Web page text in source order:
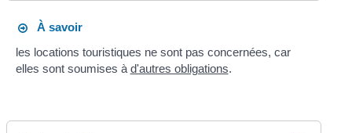
À savoir
les locations touristiques ne sont pas concernées, car
elles sont soumises à d'autres obligations.